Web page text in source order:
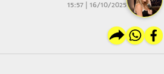
16/10/2025 | 15:57